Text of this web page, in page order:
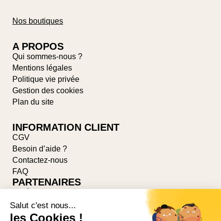
Nos boutiques
A PROPOS
Qui sommes-nous ?
Mentions légales
Politique vie privée
Gestion des cookies
Plan du site
INFORMATION CLIENT
CGV
Besoin d’aide ?
Contactez-nous
FAQ
PARTENAIRES